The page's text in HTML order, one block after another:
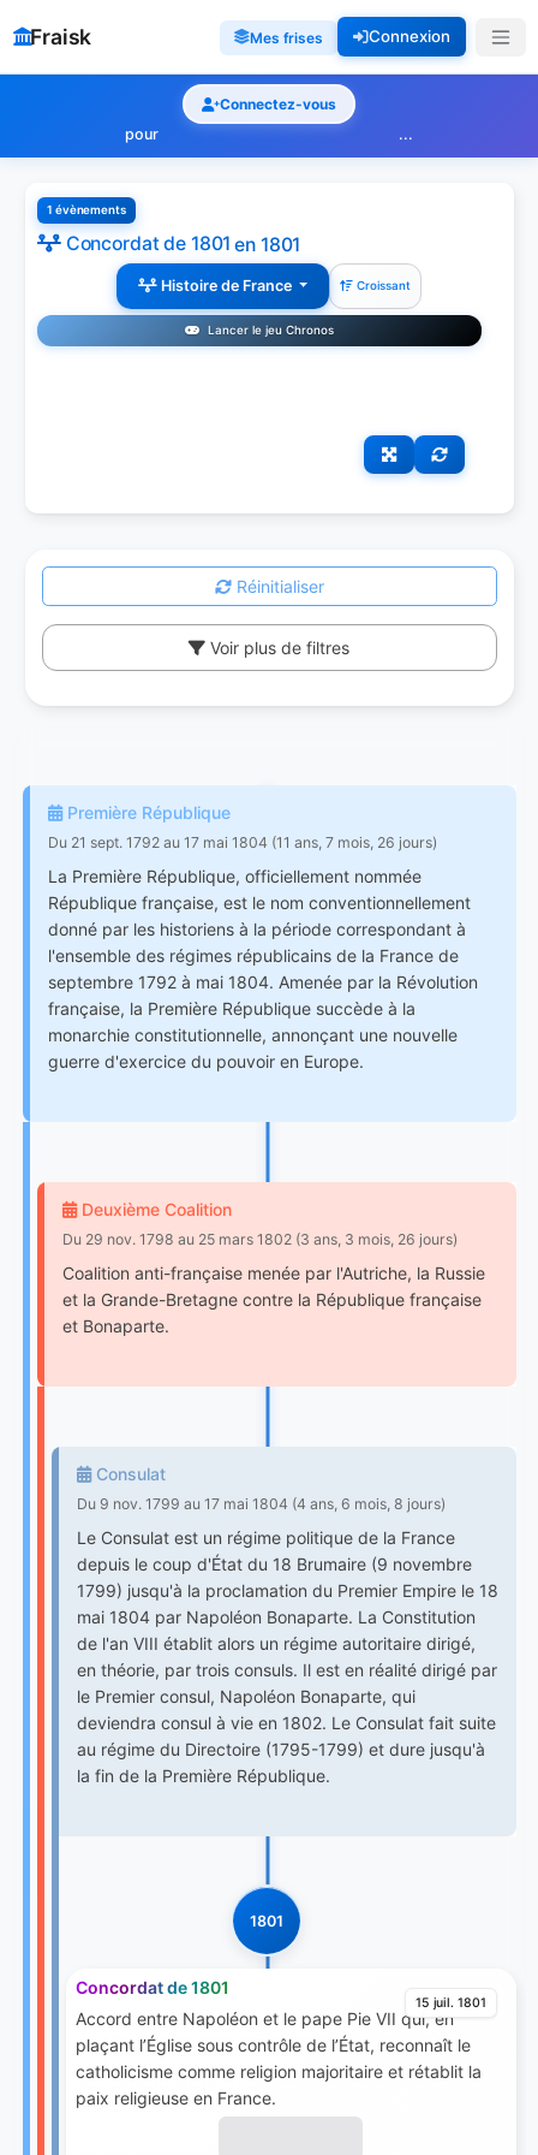
Fraisk Mes frises Connexion
Connectez-vous
pour
...
1 évènements
Concordat de 1801 en 1801
Histoire de France Croissant
Lancer le jeu Chronos
Réinitialiser
Voir plus de filtres
Première République
Du 21 sept. 1792 au 17 mai 1804 (11 ans, 7 mois, 26 jours)
La Première République, officiellement nommée
République française, est le nom conventionnellement
donné par les historiens à la période correspondant à
l'ensemble des régimes républicains de la France de
septembre 1792 à mai 1804. Amenée par la Révolution
française, la Première République succède à la
monarchie constitutionnelle, annonçant une nouvelle
guerre d'exercice du pouvoir en Europe.
Deuxième Coalition
Du 29 nov. 1798 au 25 mars 1802 (3 ans, 3 mois, 26 jours)
Coalition anti-française menée par l'Autriche, la Russie
et la Grande-Bretagne contre la République française
et Bonaparte.
Consulat
Du 9 nov. 1799 au 17 mai 1804 (4 ans, 6 mois, 8 jours)
Le Consulat est un régime politique de la France
depuis le coup d'État du 18 Brumaire (9 novembre
1799) jusqu'à la proclamation du Premier Empire le 18
mai 1804 par Napoléon Bonaparte. La Constitution
de l'an VIII établit alors un régime autoritaire dirigé,
en théorie, par trois consuls. Il est en réalité dirigé par
le Premier consul, Napoléon Bonaparte, qui
deviendra consul à vie en 1802. Le Consulat fait suite
au régime du Directoire (1795-1799) et dure jusqu'à
la fin de la Première République.
1801
15 juil. 1801
Concordat de 1801
Accord entre Napoléon et le pape Pie VII qui, en
plaçant l’Église sous contrôle de l’État, reconnaît le
catholicisme comme religion majoritaire et rétablit la
paix religieuse en France.